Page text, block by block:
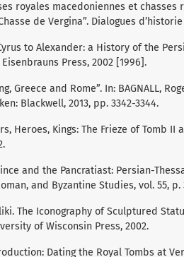
royales macedoniennes et
de Vergina”. Dialogues d’historie
to Alexander: a History of the
Press, 2002 [1996].
Greece and Rome”. In: BAGNALL,
Blackwell, 2013, pp. 3342-3344.
Heroes, Kings: The Frieze of Tomb
and the Pancratiast: Persian-
and Byzantine Studies, vol. 55, p.
The Iconography of Sculptured
of Wisconsin Press, 2002.
Dating the Royal Tombs at